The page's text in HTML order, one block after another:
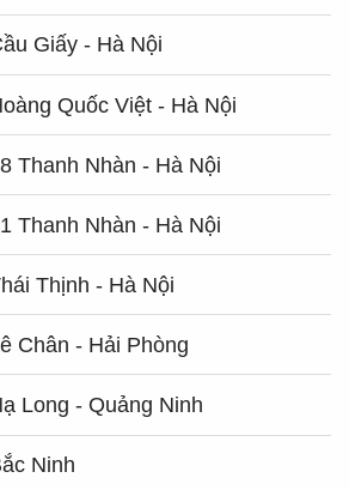
Giấy - Hà Nội
Quốc Việt - Hà Nội
Thanh Nhàn - Hà Nội
Thanh Nhàn - Hà Nội
Thịnh - Hà Nội
Chân - Hải Phòng
Long - Quảng Ninh
Ninh